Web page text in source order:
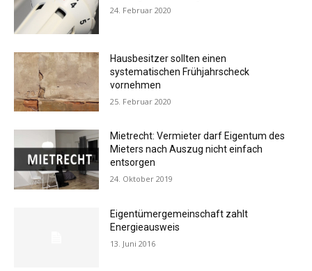
24. Februar 2020
Hausbesitzer sollten einen
systematischen Frühjahrscheck
vornehmen
25. Februar 2020
Mietrecht: Vermieter darf Eigentum des
Mieters nach Auszug nicht einfach
entsorgen
24. Oktober 2019
Eigentümergemeinschaft zahlt
Energieausweis
13. Juni 2016